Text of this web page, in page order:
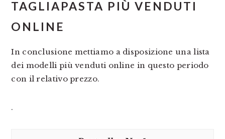
TAGLIAPASTA PIÙ VENDUTI
ONLINE
In conclusione mettiamo a disposizione una lista
dei modelli più venduti online in questo periodo
con il relativo prezzo.
.